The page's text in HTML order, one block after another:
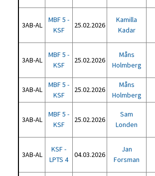
3AB-AL
MBF 5 -
KSF
25.02.2026
Kamilla
Kadar
3AB-AL
MBF 5 -
KSF
25.02.2026
Måns
Holmberg
3AB-AL
MBF 5 -
KSF
25.02.2026
Måns
Holmberg
3AB-AL
MBF 5 -
KSF
25.02.2026
Sam
Londen
3AB-AL
KSF -
LPTS 4
04.03.2026
Jan
Forsman